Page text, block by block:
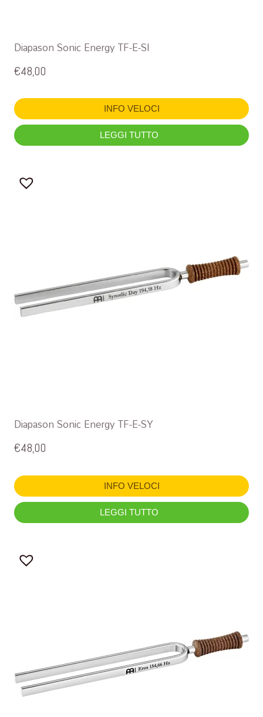
Diapason Sonic Energy TF-E-SI
€48,00
INFO VELOCI
LEGGI TUTTO
Diapason Sonic Energy TF-E-SY
€48,00
INFO VELOCI
LEGGI TUTTO